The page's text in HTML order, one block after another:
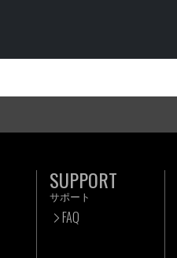
SUPPORT
サポート
FAQ